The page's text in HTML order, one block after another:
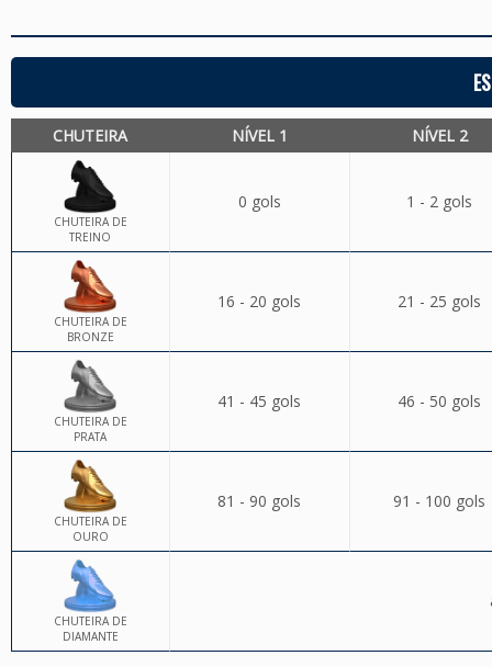
CHUTEIRA NÍVEL 1 NÍVEL 2
CHUTEIRA DE
TREINO
0 gols 1 - 2 gols
CHUTEIRA DE
BRONZE
16 - 20 gols 21 - 25 gols
CHUTEIRA DE
PRATA
41 - 45 gols 46 - 50 gols
CHUTEIRA DE
OURO
81 - 90 gols 91 - 100 gols
CHUTEIRA DE
DIAMANTE